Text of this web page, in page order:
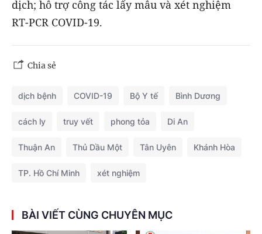
dịch; hỗ trợ công tác lấy mẫu và xét nghiệm
RT-PCR COVID-19.
Chia sẻ
dịch bệnh COVID-19 Bộ Y tế Bình Dương
cách ly truy vết phong tỏa Di An
Thuận An Thủ Dầu Một Tân Uyên Khánh Hòa
TP. Hồ Chí Minh xét nghiệm
BÀI VIẾT CÙNG CHUYÊN MỤC